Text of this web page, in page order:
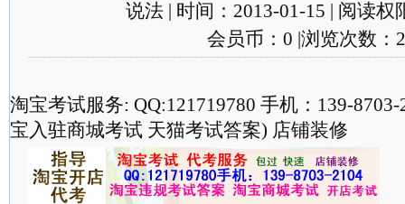
说法 | 时间：2013-01-15 | 阅读权
会员币：0 |浏览次数：
淘宝考试服务: QQ:121719780 手机：139-
宝入驻商城考试 天猫考试答案) 店铺装修